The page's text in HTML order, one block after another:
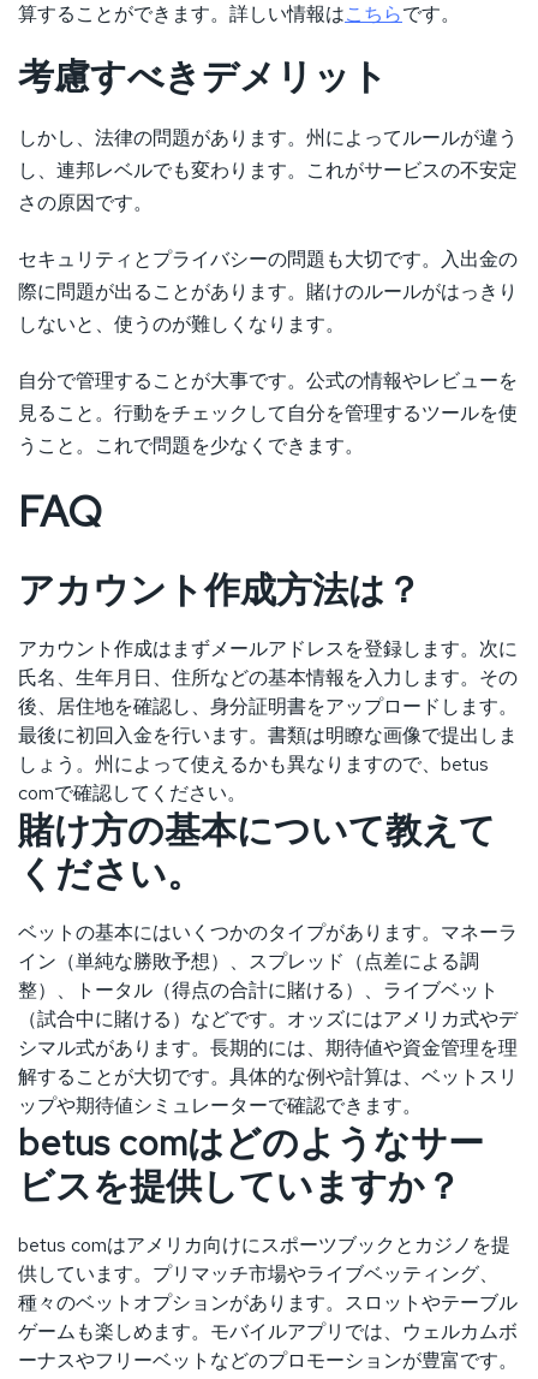
算することができます。詳しい情報はこちらです。
考慮すべきデメリット
しかし、法律の問題があります。州によってルールが違う
し、連邦レベルでも変わります。これがサービスの不安定
さの原因です。
セキュリティとプライバシーの問題も大切です。入出金の
際に問題が出ることがあります。賭けのルールがはっきり
しないと、使うのが難しくなります。
自分で管理することが大事です。公式の情報やレビューを
見ること。行動をチェックして自分を管理するツールを使
うこと。これで問題を少なくできます。
FAQ
アカウント作成方法は？
アカウント作成はまずメールアドレスを登録します。次に
氏名、生年月日、住所などの基本情報を入力します。その
後、居住地を確認し、身分証明書をアップロードします。
最後に初回入金を行います。書類は明瞭な画像で提出しま
しょう。州によって使えるかも異なりますので、betus
comで確認してください。
賭け方の基本について教えて
ください。
ベットの基本にはいくつかのタイプがあります。マネーラ
イン（単純な勝敗予想）、スプレッド（点差による調
整）、トータル（得点の合計に賭ける）、ライブベット
（試合中に賭ける）などです。オッズにはアメリカ式やデ
シマル式があります。長期的には、期待値や資金管理を理
解することが大切です。具体的な例や計算は、ベットスリ
ップや期待値シミュレーターで確認できます。
betus comはどのようなサー
ビスを提供していますか？
betus comはアメリカ向けにスポーツブックとカジノを提
供しています。プリマッチ市場やライブベッティング、
種々のベットオプションがあります。スロットやテーブル
ゲームも楽しめます。モバイルアプリでは、ウェルカムボ
ーナスやフリーベットなどのプロモーションが豊富です。